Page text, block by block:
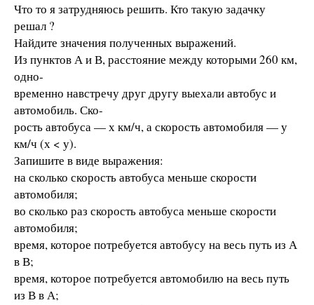
Что то я затрудняюсь решить. Кто такую задачку
решал ?
Найдите значения полученных выражений.
Из пунктов А и В, расстояние между которыми 260 км,
одно-
временно навстречу друг другу выехали автобус и
автомобиль. Ско-
рость автобуса — х км/ч, а скорость автомобиля — у
км/ч (х < у).
Запишите в виде выражения:
на сколько скорость автобуса меньше скорости
автомобиля;
во сколько раз скорость автобуса меньше скорости
автомобиля;
время, которое потребуется автобусу на весь путь из А
в В;
время, которое потребуется автомобилю на весь путь
из В в А;